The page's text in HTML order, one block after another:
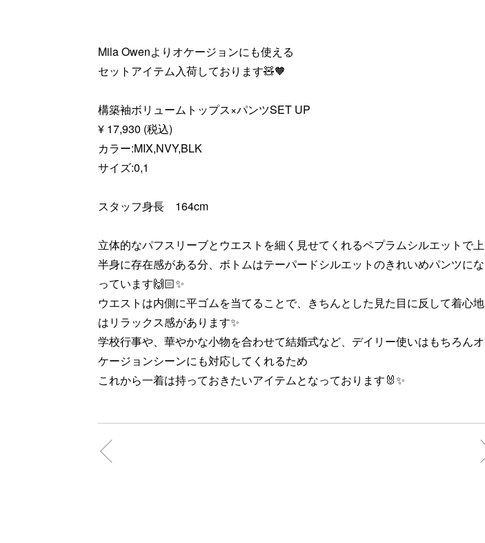
Mila Owenよりオケージョンにも使える
セットアイテム入荷しております🧸🧡
構築袖ボリュームトップス×パンツSET UP
¥ 17,930 (税込)
カラー:MIX,NVY,BLK
サイズ:0,1
スタッフ身長 164cm
立体的なパフスリーブとウエストを細く見せてくれるペプラムシルエットで上
半身に存在感がある分、ボトムはテーパードシルエットのきれいめパンツにな
っています🙌🏻✨
ウエストは内側に平ゴムを当てることで、きちんとした見た目に反して着心地
はリラックス感があります✨
学校行事や、華やかな小物を合わせて結婚式など、デイリー使いはもちろんオ
ケージョンシーンにも対応してくれるため
これから一着は持っておきたいアイテムとなっております🐰✨